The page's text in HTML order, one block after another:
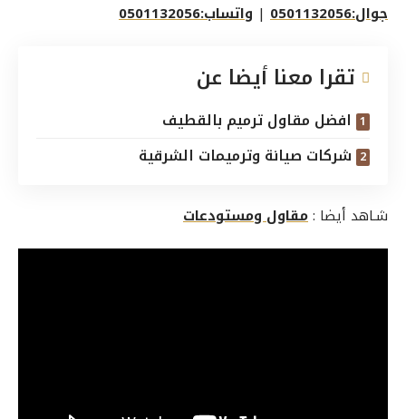
جوال:0501132056
| واتساب:0501132056
تقرا معنا أيضا عن
افضل مقاول ترميم بالقطيف
شركات صيانة وترميمات الشرقية
شـاهد أيضا :مقاول ومستودعات